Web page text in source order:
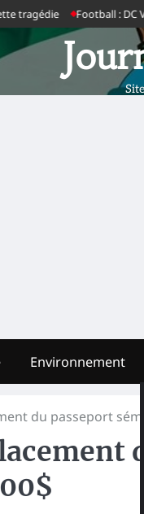
Football : DC Virunga,
Environnement
du passeport